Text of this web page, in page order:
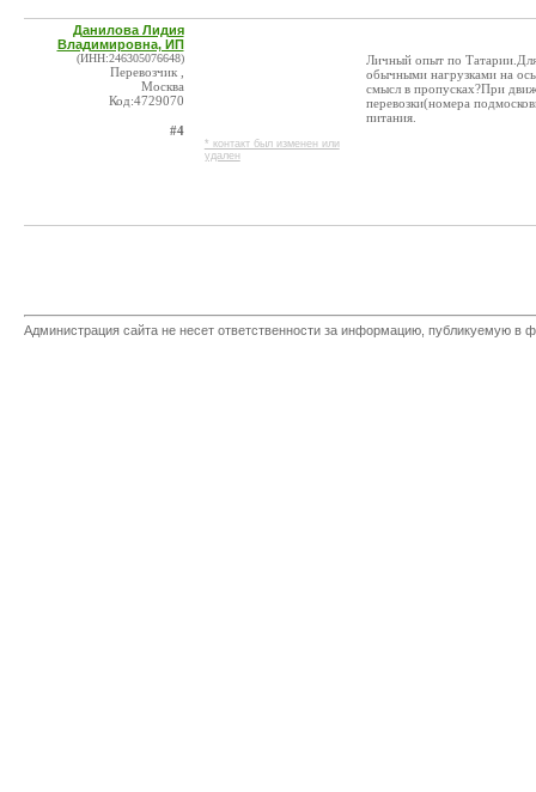
Данилова Лидия
Владимировна, ИП
(ИНН:246305076648)
Перевозчик ,
Москва
Код:4729070
#4
* контакт был изменен или
удален
Личный опыт по
обычными нагрузками на
смысл в пропусках?При
перевозки(номера
питания.
Администрация сайта не несет ответственности за информацию, публикуемую